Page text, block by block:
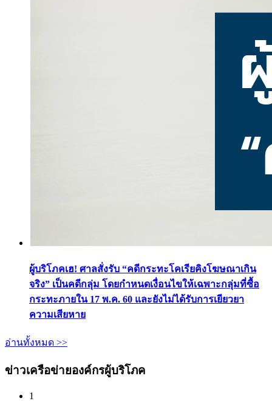
ผู้บริโภคเฮ! ศาลสั่งรับ “คดีกระทะโคเรียคิงโฆษณาเกิน
จริง” เป็นคดีกลุ่ม โดยกำหนดเงื่อนไขให้เฉพาะกลุ่มที่ซื้อ
กระทะภายใน 17 พ.ค. 60 และยังไม่ได้รับการเยียวยา
ความเสียหาย
อ่านทั้งหมด >>
ข่าวเครือข่ายองค์กรผู้บริโภค
1